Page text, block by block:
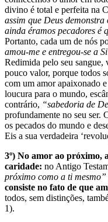
divino é total e perfeita na
assim que Deus
ainda éramos pecadores é
Portanto, cada um de nós
amou-me e entregou-se a
Redimida pelo seu
pouco valor, porque todos
com um amor apaixonado
loucura para o mundo,
contrário, “sabedoria de
profundamente no seu ser.
os pecados do mundo e
Eis a sua verdadeira
3º) No amor ao próximo,
caridade: no Antigo
próximo como a ti
consiste no fato de que
todos, sem distinções,
1).